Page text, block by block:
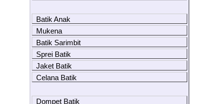
Batik Anak
Mukena
Batik Sarimbit
Sprei Batik
Jaket Batik
Celana Batik
Dompet Batik